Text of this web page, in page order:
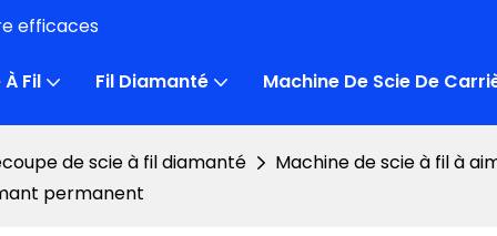
efficaces
Fil Fil Diamanté Machine De Scie De
de scie à fil diamanté
Machine de scie à fil à
permanent